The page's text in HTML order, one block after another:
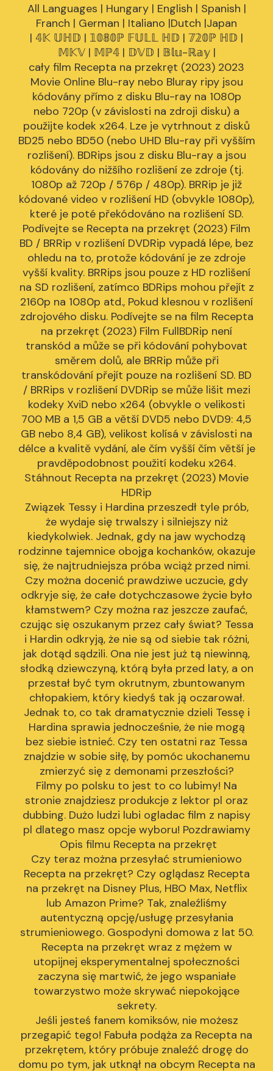
All Languages | Hungary | English | Spanish |
Franch | German | Italiano |Dutch |Japan
| 𝟜𝕂 𝕌ℍ𝔻 | 𝟙𝟘𝟠𝟘ℙ 𝔽𝕌𝕃𝕃 ℍ𝔻 | 𝟟𝟚𝟘ℙ ℍ𝔻 |
𝕄𝕂𝕍 | 𝕄ℙ𝟜 | 𝔻𝕍𝔻 | 𝔹𝕝𝕦-ℝ𝕒𝕪 |
cały film Recepta na przekręt (2023) 2023
Movie Online Blu-ray nebo Bluray ripy jsou
kódovány přímo z disku Blu-ray na 1080p
nebo 720p (v závislosti na zdroji disku) a
použijte kodek x264. Lze je vytrhnout z disků
BD25 nebo BD50 (nebo UHD Blu-ray při vyšším
rozlišení). BDRips jsou z disku Blu-ray a jsou
kódovány do nižšího rozlišení ze zdroje (tj.
1080p až 720p / 576p / 480p). BRRip je již
kódované video v rozlišení HD (obvykle 1080p),
které je poté překódováno na rozlišení SD.
Podívejte se Recepta na przekręt (2023) Film
BD / BRRip v rozlišení DVDRip vypadá lépe, bez
ohledu na to, protože kódování je ze zdroje
vyšší kvality. BRRips jsou pouze z HD rozlišení
na SD rozlišení, zatímco BDRips mohou přejít z
2160p na 1080p atd., Pokud klesnou v rozlišení
zdrojového disku. Podívejte se na film Recepta
na przekręt (2023) Film FullBDRip není
transkód a může se při kódování pohybovat
směrem dolů, ale BRRip může při
transkódování přejít pouze na rozlišení SD. BD
/ BRRips v rozlišení DVDRip se může lišit mezi
kodeky XviD nebo x264 (obvykle o velikosti
700 MB a 1,5 GB a větší DVD5 nebo DVD9: 4,5
GB nebo 8,4 GB), velikost kolísá v závislosti na
délce a kvalitě vydání, ale čím vyšší čím větší je
pravděpodobnost použití kodeku x264.
Stáhnout Recepta na przekręt (2023) Movie
HDRip
Związek Tessy i Hardina przeszedł tyle prób,
że wydaje się trwalszy i silniejszy niż
kiedykolwiek. Jednak, gdy na jaw wychodzą
rodzinne tajemnice obojga kochanków, okazuje
się, że najtrudniejsza próba wciąż przed nimi.
Czy można docenić prawdziwe uczucie, gdy
odkryje się, że całe dotychczasowe życie było
kłamstwem? Czy można raz jeszcze zaufać,
czując się oszukanym przez cały świat? Tessa
i Hardin odkryją, że nie są od siebie tak różni,
jak dotąd sądzili. Ona nie jest już tą niewinną,
słodką dziewczyną, którą była przed laty, a on
przestał być tym okrutnym, zbuntowanym
chłopakiem, który kiedyś tak ją oczarował.
Jednak to, co tak dramatycznie dzieli Tessę i
Hardina sprawia jednocześnie, że nie mogą
bez siebie istnieć. Czy ten ostatni raz Tessa
znajdzie w sobie siłę, by pomóc ukochanemu
zmierzyć się z demonami przeszłości?
Filmy po polsku to jest to co lubimy! Na
stronie znajdziesz produkcje z lektor pl oraz
dubbing. Dużo ludzi lubi ogladac film z napisy
pl dlatego masz opcje wyboru! Pozdrawiamy
Opis filmu Recepta na przekręt
Czy teraz można przesyłać strumieniowo
Recepta na przekręt? Czy oglądasz Recepta
na przekręt na Disney Plus, HBO Max, Netflix
lub Amazon Prime? Tak, znaleźliśmy
autentyczną opcję/usługę przesyłania
strumieniowego. Gospodyni domowa z lat 50.
Recepta na przekręt wraz z mężem w
utopijnej eksperymentalnej społeczności
zaczyna się martwić, że jego wspaniałe
towarzystwo może skrywać niepokojące
sekrety.
Jeśli jesteś fanem komiksów, nie możesz
przegapić tego! Fabuła podąża za Recepta na
przekrętem, który próbuje znaleźć drogę do
domu po tym, jak utknął na obcym Recepta na